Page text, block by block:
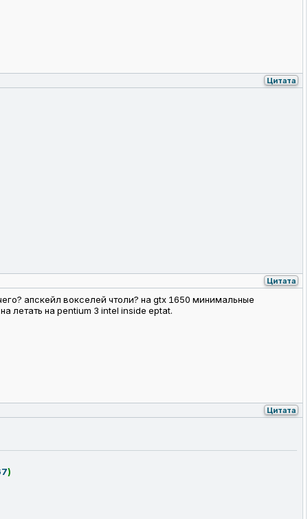
Цитата
Цитата
апскейл вокселей чтоли? на gtx 1650 минимальные
летать на pentium 3 intel inside eptat.
Цитата
)